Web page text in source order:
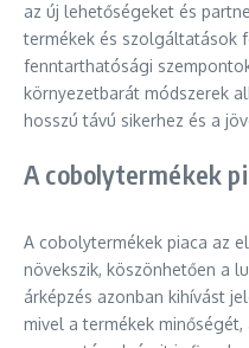
az új lehetőségeket és
termékek és szolgáltatások
fenntarthatósági
környezetbarát módszerek
hosszú távú sikerhez és a
A cobolytermékek
A cobolytermékek piaca az
növekszik, köszönhetően a
árképzés azonban kihívást
mivel a termékek